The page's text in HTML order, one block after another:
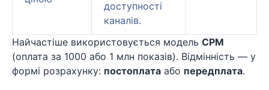
доступності
каналів.
Найчастіше використовується модель CPM
(оплата за 1000 або 1 млн показів). Відмінність — у
формі розрахунку: постоплата або передплата.